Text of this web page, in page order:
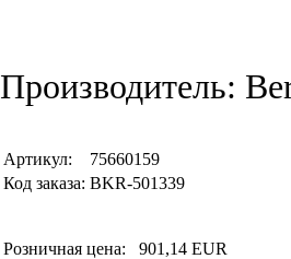
Производитель:
Артикул:
75660159
Код заказа: BKR-501339
Розничная цена:
901,14 EUR